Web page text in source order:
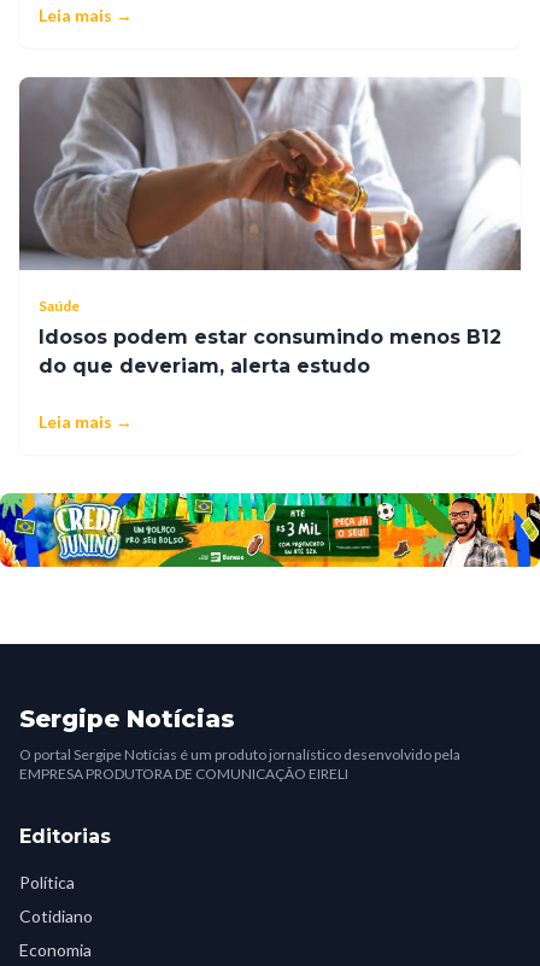
Leia mais →
Saúde
Idosos podem estar consumindo menos B12
do que deveriam, alerta estudo
Leia mais →
Sergipe Notícias
O portal Sergipe Notícias é um produto jornalístico desenvolvido pela
EMPRESA PRODUTORA DE COMUNICAÇÃO EIRELI
Editorias
Política
Cotidiano
Economia